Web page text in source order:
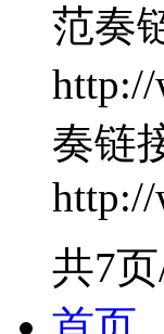
范奏
http://
奏链
http://
共7